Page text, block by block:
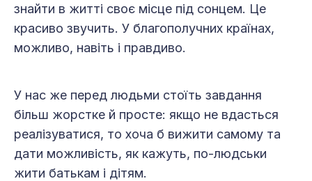
знайти в житті своє місце під сонцем. Це
красиво звучить. У благополучних країнах,
можливо, навіть і правдиво.
У нас же перед людьми стоїть завдання
більш жорстке й просте: якщо не вдасться
реалізуватися, то хоча б вижити самому та
дати можливість, як кажуть, по-людськи
жити батькам і дітям.